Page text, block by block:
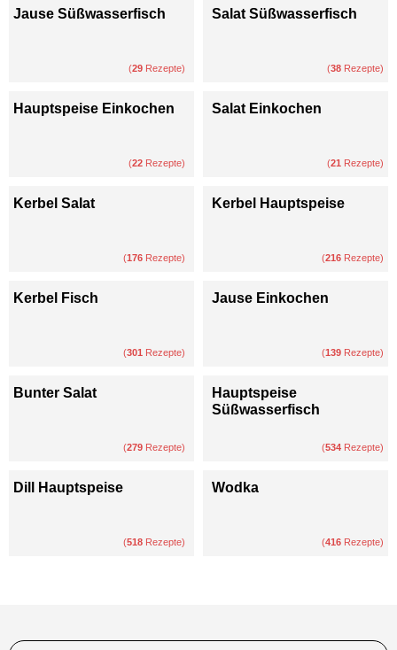
Jause Süßwasserfisch
(29 Rezepte)
Salat Süßwasserfisch
(38 Rezepte)
Hauptspeise Einkochen
(22 Rezepte)
Salat Einkochen
(21 Rezepte)
Kerbel Salat
(176 Rezepte)
Kerbel Hauptspeise
(216 Rezepte)
Kerbel Fisch
(301 Rezepte)
Jause Einkochen
(139 Rezepte)
Bunter Salat
(279 Rezepte)
Hauptspeise
Süßwasserfisch
(534 Rezepte)
Dill Hauptspeise
(518 Rezepte)
Wodka
(416 Rezepte)